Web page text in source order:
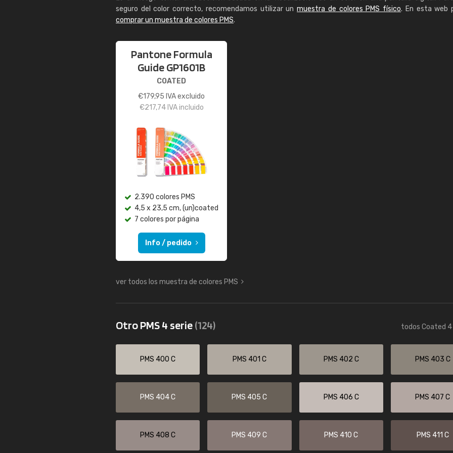
seguro del color correcto, recomendamos utilizar unmuestra de colores PMS físico. En esta web
comprar un muestra de colores PMS.
Pantone Formula
Guide GP1601B
COATED
€179,95 IVA excluido
€217,74IVA incluido
2.390 colores PMS
4,5 x 23,5 cm, (un)coated
7 colores por página
Info / pedido
ver todos los muestra de colores PMS
Otro PMS 4 serie(124) todos Coated 4
PMS 400 C PMS 401 C PMS 402 C PMS 403 C
PMS 404 C PMS 405 C PMS 406 C PMS 407 C
PMS 408 C PMS 409 C PMS 410 C PMS 411 C